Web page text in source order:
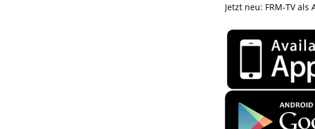
Jetzt neu: FRM-TV als